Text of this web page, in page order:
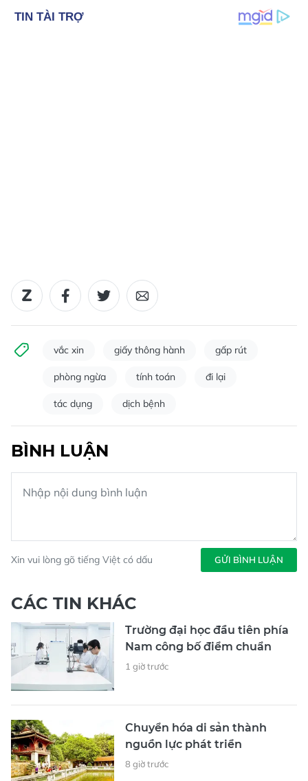
vắc xin giấy thông hành gấp rút
phòng ngừa tính toán đi lại
tác dụng dịch bệnh
BÌNH LUẬN
Xin vui lòng gõ tiếng Việt có dấu GỬI BÌNH LUẬN
CÁC TIN KHÁC
Trường đại học đầu tiên phía
Nam công bố điểm chuẩn
1 giờ trước
Chuyển hóa di sản thành
nguồn lực phát triển
8 giờ trước